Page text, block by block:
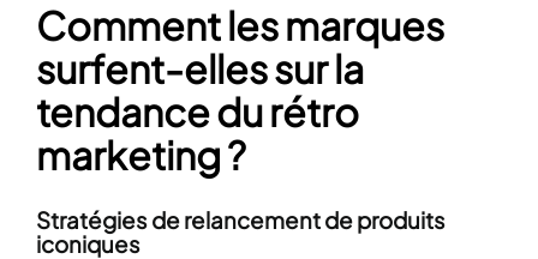
Comment les marques
surfent-elles sur la
tendance du rétro
marketing ?
Stratégies de relancement de produits
iconiques